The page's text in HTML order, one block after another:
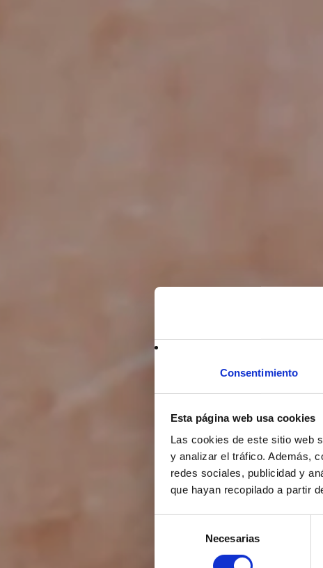
Consentimiento
Esta página web usa cookies
Las cookies de este sitio web
y analizar el tráfico. Además,
redes sociales, publicidad y
que hayan recopilado a partir
consentimiento
Necesarias